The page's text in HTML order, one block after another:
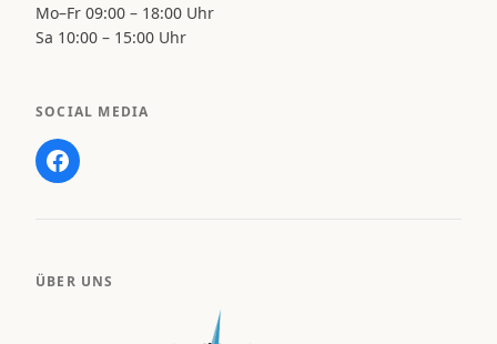
Mo–Fr 09:00 – 18:00 Uhr
Sa 10:00 – 15:00 Uhr
SOCIAL MEDIA
ÜBER UNS